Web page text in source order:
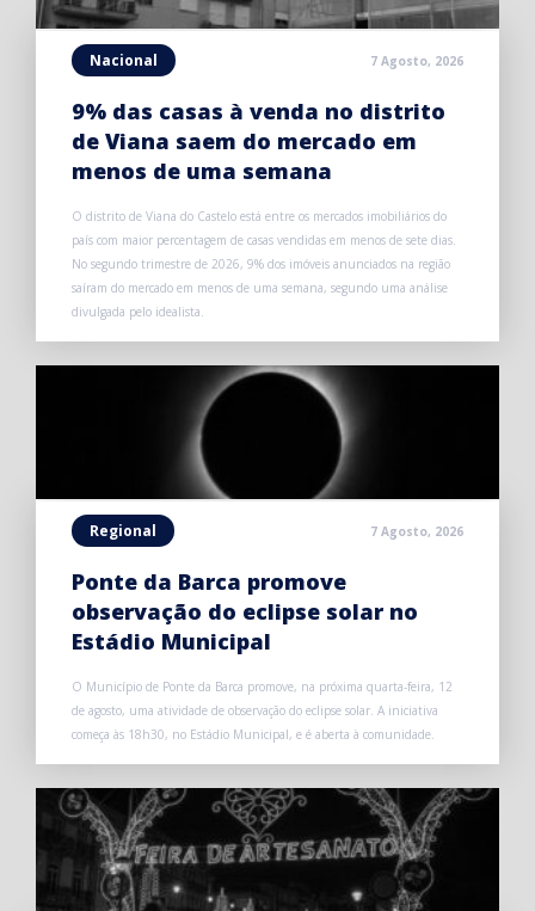
Nacional 7 Agosto, 2026
9% das casas à venda no distrito
de Viana saem do mercado em
menos de uma semana
O distrito de Viana do Castelo está entre os mercados imobiliários do
país com maior percentagem de casas vendidas em menos de sete dias.
No segundo trimestre de 2026, 9% dos imóveis anunciados na região
saíram do mercado em menos de uma semana, segundo uma análise
divulgada pelo idealista.
Regional 7 Agosto, 2026
Ponte da Barca promove
observação do eclipse solar no
Estádio Municipal
O Município de Ponte da Barca promove, na próxima quarta-feira, 12
de agosto, uma atividade de observação do eclipse solar. A iniciativa
começa às 18h30, no Estádio Municipal, e é aberta à comunidade.